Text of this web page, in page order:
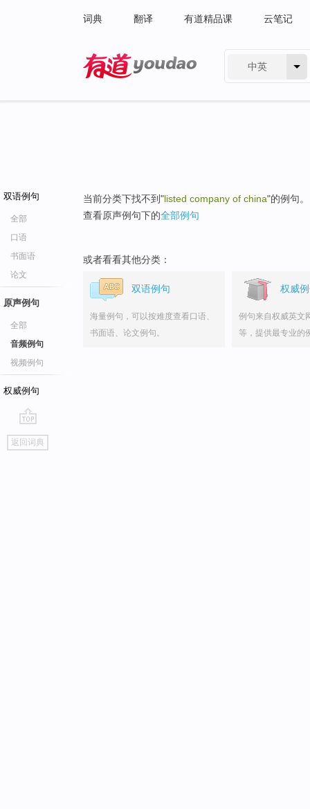
词典 翻译 有道精品课 云笔记
中英
双语例句
全部
口语
书面语
论文
原声例句
全部
音频例句
视频例句
权威例句
go
top
返回词典
当前分类下找不到"listed company of china"的例句。
查看原声例句下的全部例句
或者看看其他分类：
双语例句
海量例句，可以按难度查看口语、
书面语、论文例句。
权威
例句来自权威英文
等，提供最专业的